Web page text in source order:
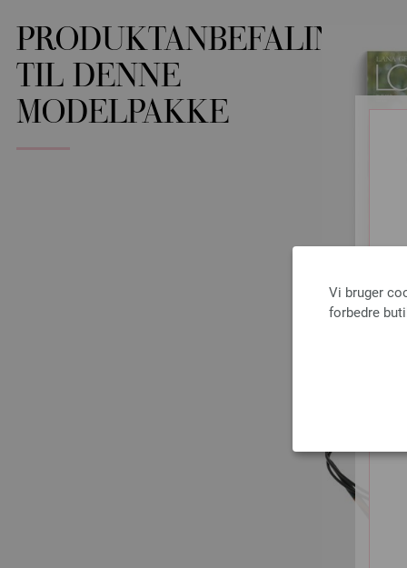
Vi bruger
forbedre
PRODUKTANBEFALINGER
TIL DENNE
MODELPAKKE